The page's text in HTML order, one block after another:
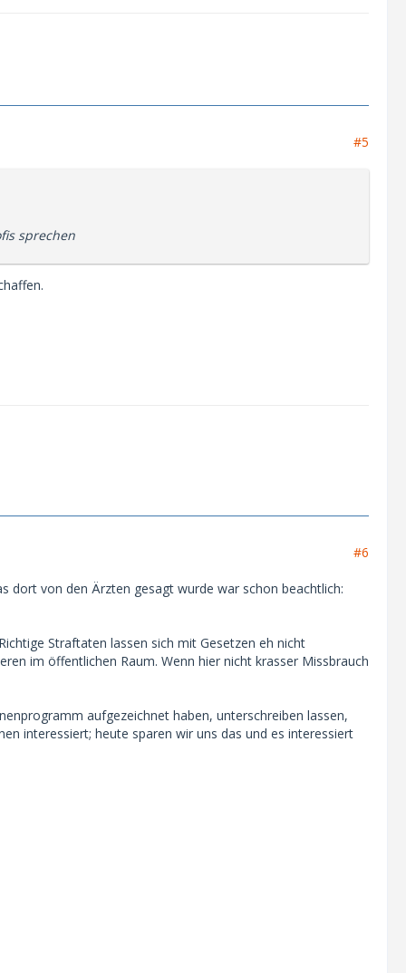
#5
sprechen
#6
dort von den Ärzten gesagt wurde war schon beachtlich:
Straftaten lassen sich mit Gesetzen eh nicht
im öffentlichen Raum. Wenn hier nicht krasser Missbrauch
aufgezeichnet haben, unterschreiben lassen,
interessiert; heute sparen wir uns das und es interessiert